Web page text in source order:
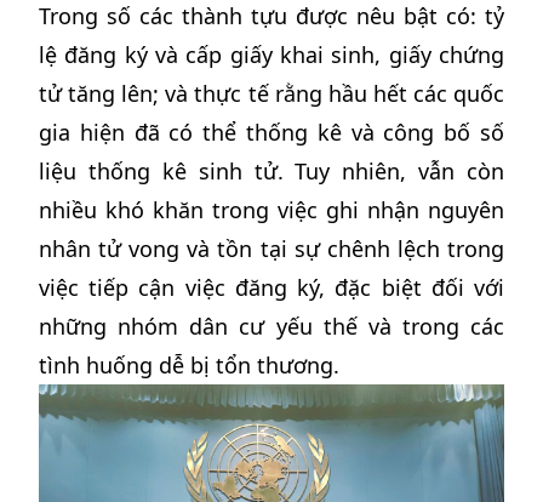
Trong số các thành tựu được nêu bật có: tỷ
lệ đăng ký và cấp giấy khai sinh, giấy chứng
tử tăng lên; và thực tế rằng hầu hết các quốc
gia hiện đã có thể thống kê và công bố số
liệu thống kê sinh tử. Tuy nhiên, vẫn còn
nhiều khó khăn trong việc ghi nhận nguyên
nhân tử vong và tồn tại sự chênh lệch trong
việc tiếp cận việc đăng ký, đặc biệt đối với
những nhóm dân cư yếu thế và trong các
tình huống dễ bị tổn thương.